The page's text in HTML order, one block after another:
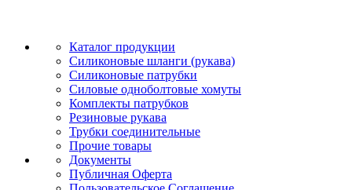
Каталог продукции
Силиконовые шланги (рукава)
Силиконовые патрубки
Силовые одноболтовые хомуты
Комплекты патрубков
Резиновые рукава
Трубки соединительные
Прочие товары
Документы
Публичная Оферта